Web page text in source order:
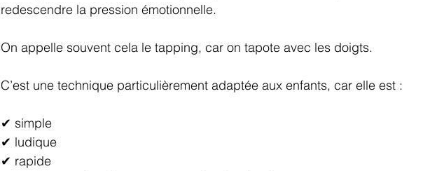
redescendre la pression émotionnelle.
On appelle souvent cela le tapping, car on tapote avec les doigts.
C’est une technique particulièrement adaptée aux enfants, car elle est :
✔ simple
✔ ludique
✔ rapide